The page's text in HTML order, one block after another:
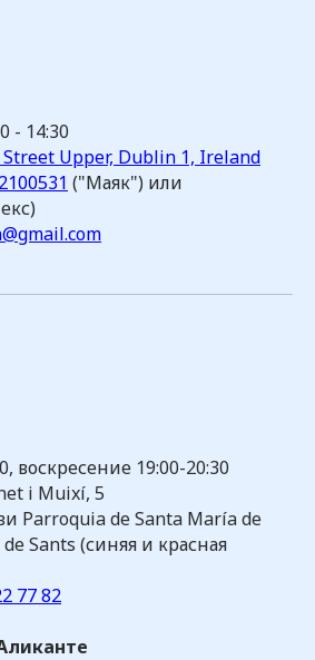
- 14:30
Upper, Dublin 1, Ireland
("Маяк") или
воскресение 19:00-20:30
i Muixí, 5
Parroquia de Santa María de
Sants (синяя и красная
77 82